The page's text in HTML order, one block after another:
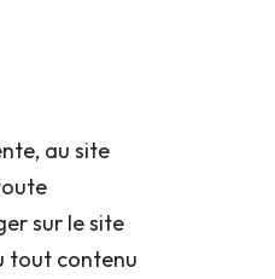
au site
sur le site
tout contenu